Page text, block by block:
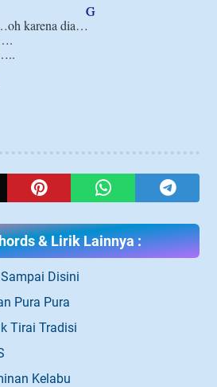
G
karena dia…
& Lirik Lainnya :
Disini
Pura Pura
Tirai Tradisi
Kelabu